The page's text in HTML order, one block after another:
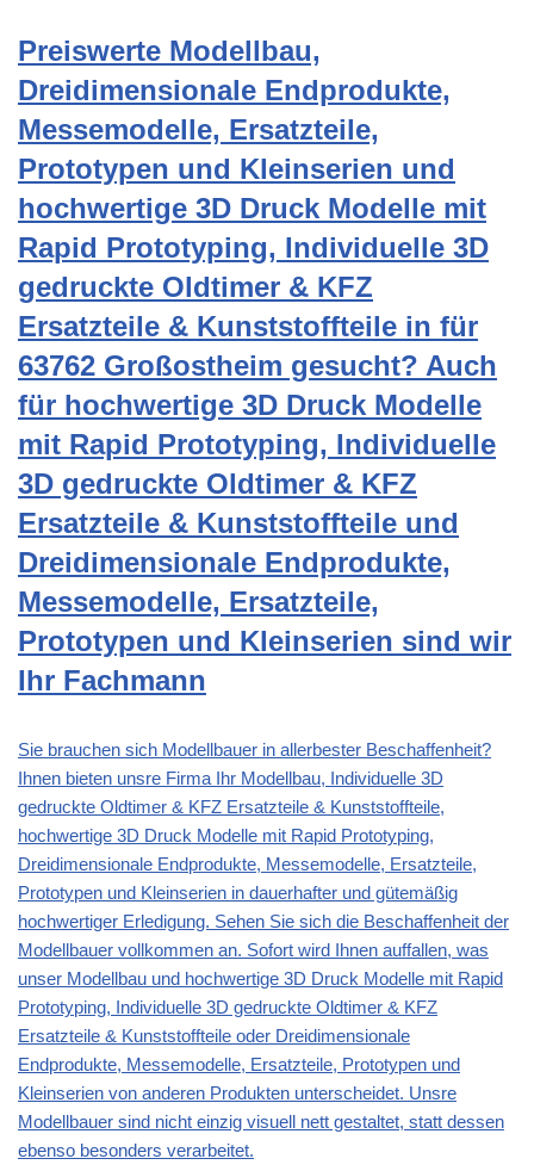
Preiswerte Modellbau,
Dreidimensionale Endprodukte,
Messemodelle, Ersatzteile,
Prototypen und Kleinserien und
hochwertige 3D Druck Modelle mit
Rapid Prototyping, Individuelle 3D
gedruckte Oldtimer & KFZ
Ersatzteile & Kunststoffteile in für
63762 Großostheim gesucht? Auch
für hochwertige 3D Druck Modelle
mit Rapid Prototyping, Individuelle
3D gedruckte Oldtimer & KFZ
Ersatzteile & Kunststoffteile und
Dreidimensionale Endprodukte,
Messemodelle, Ersatzteile,
Prototypen und Kleinserien sind wir
Ihr Fachmann
Sie brauchen sich Modellbauer in allerbester Beschaffenheit?
Ihnen bieten unsre Firma Ihr Modellbau, Individuelle 3D
gedruckte Oldtimer & KFZ Ersatzteile & Kunststoffteile,
hochwertige 3D Druck Modelle mit Rapid Prototyping,
Dreidimensionale Endprodukte, Messemodelle, Ersatzteile,
Prototypen und Kleinserien in dauerhafter und gütemäßig
hochwertiger Erledigung. Sehen Sie sich die Beschaffenheit der
Modellbauer vollkommen an. Sofort wird Ihnen auffallen, was
unser Modellbau und hochwertige 3D Druck Modelle mit Rapid
Prototyping, Individuelle 3D gedruckte Oldtimer & KFZ
Ersatzteile & Kunststoffteile oder Dreidimensionale
Endprodukte, Messemodelle, Ersatzteile, Prototypen und
Kleinserien von anderen Produkten unterscheidet. Unsre
Modellbauer sind nicht einzig visuell nett gestaltet, statt dessen
ebenso besonders verarbeitet.